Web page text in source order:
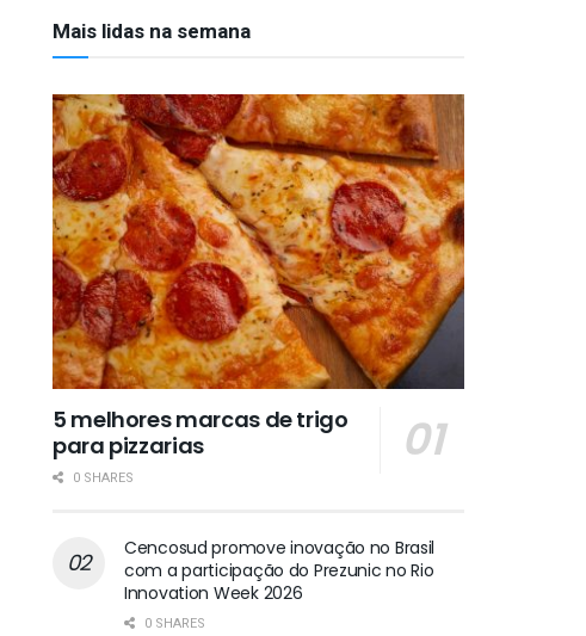
Mais lidas na semana
5 melhores marcas de trigo
para pizzarias
0 SHARES
Cencosud promove inovação no Brasil
com a participação do Prezunic no Rio
Innovation Week 2026
0 SHARES